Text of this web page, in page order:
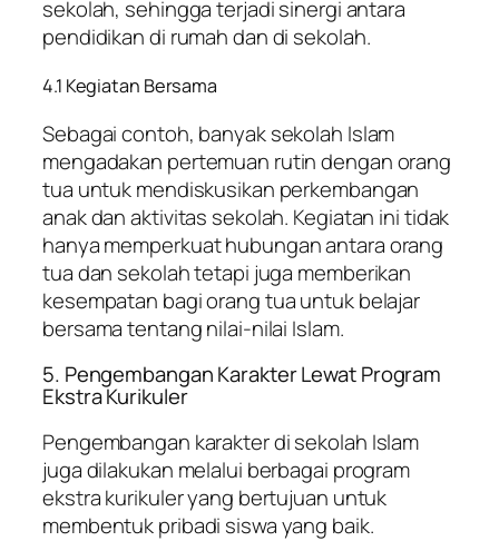
sekolah, sehingga terjadi sinergi antara
pendidikan di rumah dan di sekolah.
4.1 Kegiatan Bersama
Sebagai contoh, banyak sekolah Islam
mengadakan pertemuan rutin dengan orang
tua untuk mendiskusikan perkembangan
anak dan aktivitas sekolah. Kegiatan ini tidak
hanya memperkuat hubungan antara orang
tua dan sekolah tetapi juga memberikan
kesempatan bagi orang tua untuk belajar
bersama tentang nilai-nilai Islam.
5. Pengembangan Karakter Lewat Program
Ekstra Kurikuler
Pengembangan karakter di sekolah Islam
juga dilakukan melalui berbagai program
ekstra kurikuler yang bertujuan untuk
membentuk pribadi siswa yang baik.